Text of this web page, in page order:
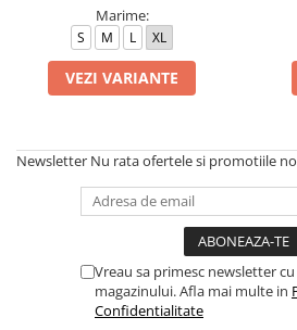
Marime:
S M L XL
VEZI VARIANTE
Newsletter Nu rata ofertele si promotiile
Vreau sa primesc newsletter
magazinului. Afla mai multe in
Confidentialitate